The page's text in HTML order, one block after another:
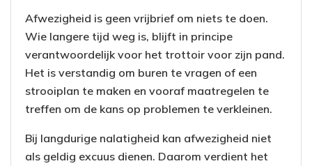
Afwezigheid is geen vrijbrief om niets te doen.
Wie langere tijd weg is, blijft in principe
verantwoordelijk voor het trottoir voor zijn pand.
Het is verstandig om buren te vragen of een
strooiplan te maken en vooraf maatregelen te
treffen om de kans op problemen te verkleinen.
Bij langdurige nalatigheid kan afwezigheid niet
als geldig excuus dienen. Daarom verdient het